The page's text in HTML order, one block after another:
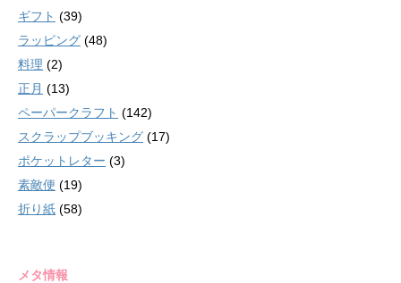
ギフト (39)
ラッピング (48)
料理 (2)
正月 (13)
ペーパークラフト (142)
スクラップブッキング (17)
ポケットレター (3)
素敵便 (19)
折り紙 (58)
メタ情報